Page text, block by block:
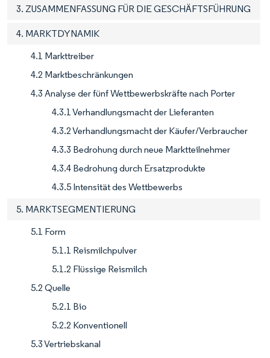
3. ZUSAMMENFASSUNG FÜR DIE GESCHÄFTSFÜHRUNG
4. MARKTDYNAMIK
4.1 Markttreiber
4.2 Marktbeschränkungen
4.3 Analyse der fünf Wettbewerbskräfte nach Porter
4.3.1 Verhandlungsmacht der Lieferanten
4.3.2 Verhandlungsmacht der Käufer/Verbraucher
4.3.3 Bedrohung durch neue Marktteilnehmer
4.3.4 Bedrohung durch Ersatzprodukte
4.3.5 Intensität des Wettbewerbs
5. MARKTSEGMENTIERUNG
5.1 Form
5.1.1 Reismilchpulver
5.1.2 Flüssige Reismilch
5.2 Quelle
5.2.1 Bio
5.2.2 Konventionell
5.3 Vertriebskanal